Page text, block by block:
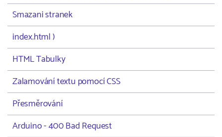
Smazani stranek
index.html )
HTML Tabulky
Zalamování textu pomocí CSS
Přesměrování
Arduino - 400 Bad Request